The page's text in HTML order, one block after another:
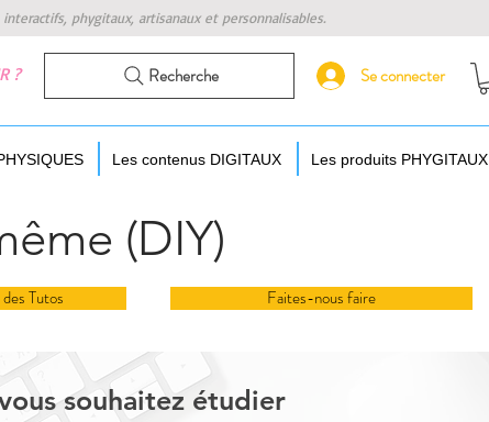
interactifs, phygitaux, artisanaux et personnalisables.
? Recherche Se connecter
Les contenus DIGITAUX Les produits PHYGITAUX
(DIY)
Tutos Faites-nous faire
souhaitez étudier